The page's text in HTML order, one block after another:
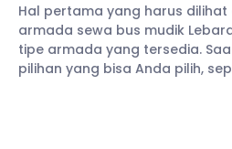
Hal pertama yang harus
armada sewa bus mudik
tipe armada yang tersedia.
pilihan yang bisa Anda pilih,